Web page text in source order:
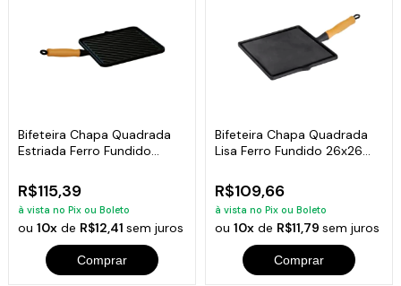
Bifeteira Chapa Quadrada
Estriada Ferro Fundido
R$115,39
à vista no Pix ou Boleto
ou10x de R$12,41sem juros
Comprar
Bifeteira Chapa Quadrada
Lisa Ferro Fundido 26x26
R$109,66
à vista no Pix ou Boleto
ou 10xde R$11,79 sem juros
Comprar